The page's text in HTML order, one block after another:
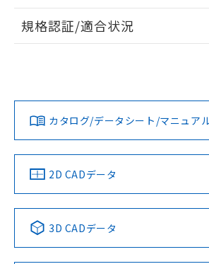
電気的寿命曲線
EU RoHS 注意事項・凡例
対応済み
中国 RoHS 注意事項・凡例
Pb Hg Cd
規格認証/適合状況
LR型式承認
（イギリス
船舶規格）
DNV型式承認
（ノルウェー
BV
（
No No No
この製品の規格認
その他の認証はこちらのページ
カタログ/データシート/マニュア
2D CADデータ
3D CADデータ